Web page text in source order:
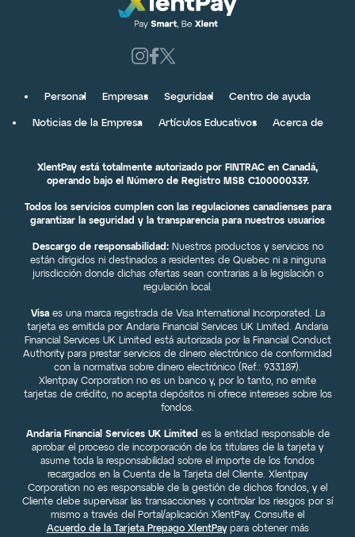
Personal Empresas Seguridad Centro de ayuda
Noticias de la Empresa Artículos Educativos Acerca de
XlentPay está totalmente autorizado por FINTRAC en Canadá,
operando bajo el Número de Registro MSB C100000337.
Todos los servicios cumplen con las regulaciones canadienses para
garantizar la seguridad y la transparencia para nuestros usuarios
Descargo de responsabilidad:Nuestros productos y servicios no
están dirigidos ni destinados a residentes de Quebec ni a ninguna
jurisdicción donde dichas ofertas sean contrarias a la legislación o
regulación local.
Visaes una marca registrada de Visa International Incorporated. La
tarjeta es emitida por Andaria Financial Services UK Limited. Andaria
Financial Services UK Limited está autorizada por la Financial Conduct
Authority para prestar servicios de dinero electrónico de conformidad
con la normativa sobre dinero electrónico (Ref.: 933187).
Xlentpay Corporation no es un banco y, por lo tanto, no emite
tarjetas de crédito, no acepta depósitos ni ofrece intereses sobre los
fondos.
Andaria Financial Services UK Limited es la entidad responsable de
aprobar el proceso de incorporación de los titulares de la tarjeta y
asume toda la responsabilidad sobre el importe de los fondos
recargados en la Cuenta de la Tarjeta del Cliente. Xlentpay
Corporation no es responsable de la gestión de dichos fondos, y el
Cliente debe supervisar las transacciones y controlar los riesgos por sí
mismo a través del Portal/aplicación XlentPay. Consulte el
Acuerdo de la Tarjeta Prepago XlentPaypara obtener más